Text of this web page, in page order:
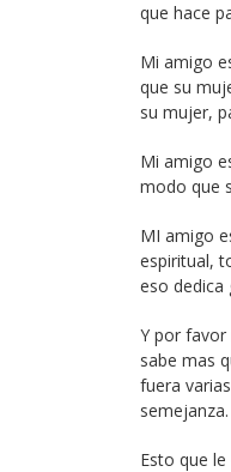
que hace
Mi amigo
que su
su mujer,
Mi amigo
modo que
MI amigo
espiritual,
eso dedica
Y por
sabe mas
fuera
semejanza.
Esto que